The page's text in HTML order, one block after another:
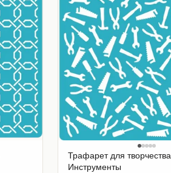
Трафарет для творчества
Инструменты